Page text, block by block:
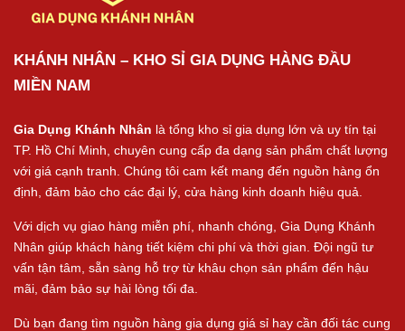
KHÁNH NHÂN – KHO SỈ GIA DỤNG HÀNG ĐẦU
MIỀN NAM
Gia Dụng Khánh Nhân là tổng kho sỉ gia dụng lớn và uy tín tại
TP. Hồ Chí Minh, chuyên cung cấp đa dạng sản phẩm chất lượng
với giá cạnh tranh. Chúng tôi cam kết mang đến nguồn hàng ổn
định, đảm bảo cho các đại lý, cửa hàng kinh doanh hiệu quả.
Với dịch vụ giao hàng miễn phí, nhanh chóng, Gia Dụng Khánh
Nhân giúp khách hàng tiết kiệm chi phí và thời gian. Đội ngũ tư
vấn tận tâm, sẵn sàng hỗ trợ từ khâu chọn sản phẩm đến hậu
mãi, đảm bảo sự hài lòng tối đa.
Dù bạn đang tìm nguồn hàng gia dụng giá sỉ hay cần đối tác cung